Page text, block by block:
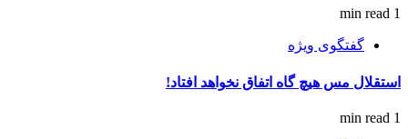
1 min read
گفتگوی ویژه
استقلال مس هیچ گاه اتفاق نخواهد افتاد!
1 min read